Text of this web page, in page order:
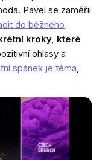
Pavel se zaměřil
do běžného
kroky, které
ohlasy a
spánek je téma,